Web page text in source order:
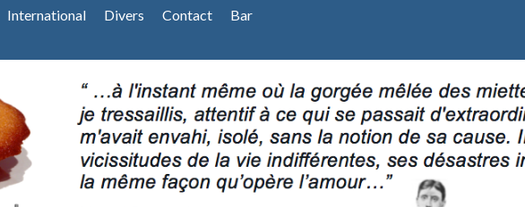
International Divers Contact Bar